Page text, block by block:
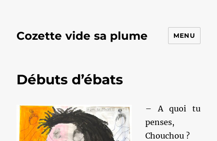
Cozette vide sa plume MENU
Débuts d’ébats
– A quoi tu
penses,
Chouchou ?